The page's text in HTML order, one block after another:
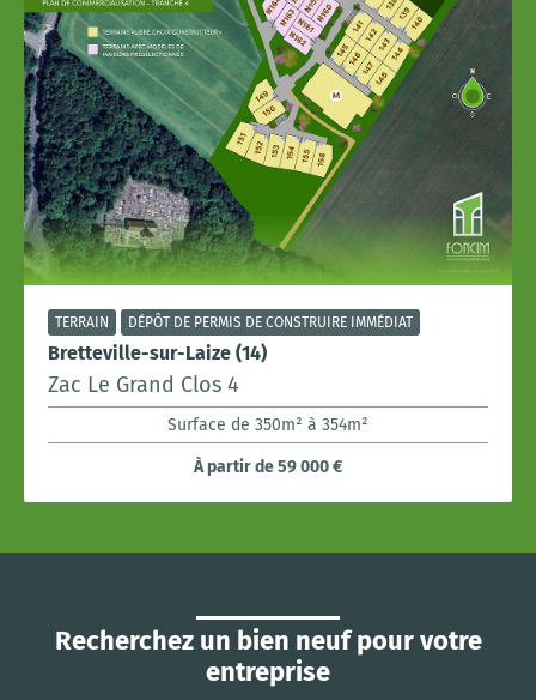
TERRAIN DÉPÔT DE PERMIS DE CONSTRUIRE IMMÉDIAT
Bretteville-sur-Laize (14)
Zac Le Grand Clos 4
Surface de 350m² à 354m²
À partir de 59 000 €
Recherchez un bien neuf pour votre
entreprise